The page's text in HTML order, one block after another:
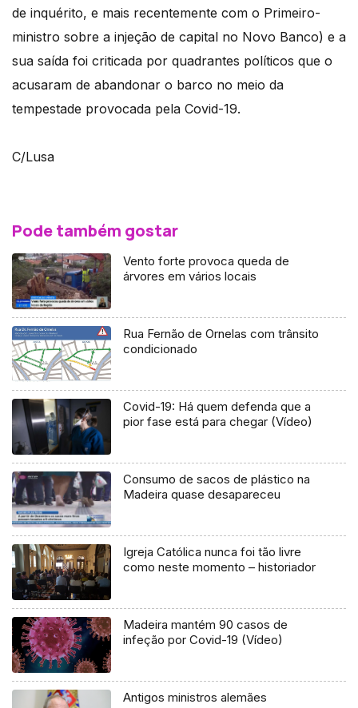
de inquérito, e mais recentemente com o Primeiro-
ministro sobre a injeção de capital no Novo Banco) e a
sua saída foi criticada por quadrantes políticos que o
acusaram de abandonar o barco no meio da
tempestade provocada pela Covid-19.
C/Lusa
Pode também gostar
Vento forte provoca queda de
árvores em vários locais
Rua Fernão de Ornelas com trânsito
condicionado
Covid-19: Há quem defenda que a
pior fase está para chegar (Vídeo)
Consumo de sacos de plástico na
Madeira quase desapareceu
Igreja Católica nunca foi tão livre
como neste momento – historiador
Madeira mantém 90 casos de
infeção por Covid-19 (Vídeo)
Antigos ministros alemães